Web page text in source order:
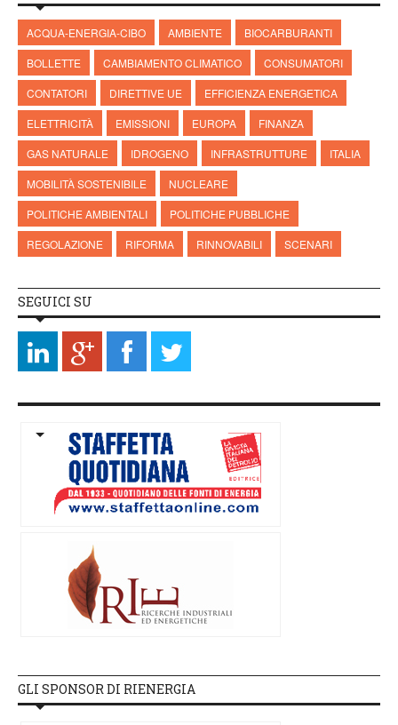
ACQUA-ENERGIA-CIBO AMBIENTE
BIOCARBURANTI
BOLLETTE
CAMBIAMENTO CLIMATICO
CONSUMATORI
CONTATORI
DIRETTIVE UE
EFFICIENZA ENERGETICA
ELETTRICITÀ
EMISSIONI EUROPA
FINANZA
GAS NATURALE
IDROGENO INFRASTRUTTURE
ITALIA
MOBILITÀ SOSTENIBILE
NUCLEARE
POLITICHE AMBIENTALI
POLITICHE PUBBLICHE
REGOLAZIONE
RIFORMA RINNOVABILI SCENARI
SEGUICI SU
GLI SPONSOR DI RIENERGIA